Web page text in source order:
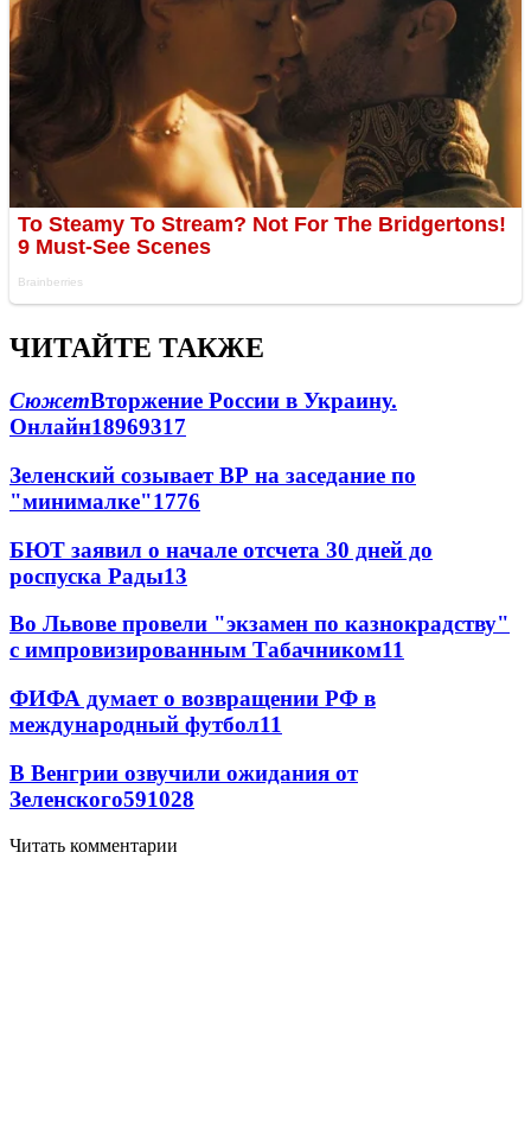
ЧИТАЙТЕ ТАКЖЕ
СюжетВторжение России в Украину.
Онлайн18969317
Зеленский созывает ВР на заседание по
"минималке"1776
БЮТ заявил о начале отсчета 30 дней до
роспуска Рады13
Во Львове провели "экзамен по казнокрадству"
с импровизированным Табачником11
ФИФА думает о возвращении РФ в
международный футбол11
В Венгрии озвучили ожидания от
Зеленского591028
Читать комментарии